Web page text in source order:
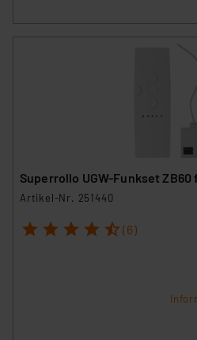
Superrollo UGW-Funkset ZB60
Artikel-Nr. 251440
1 2 3 4 5 (6)